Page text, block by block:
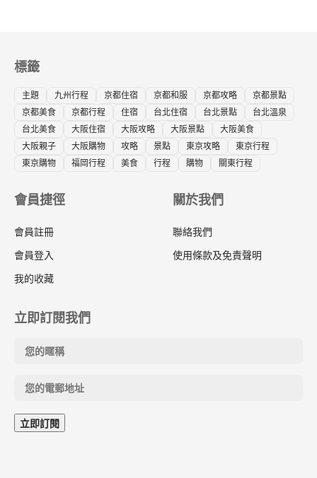
標籤
主題 九州行程 京都住宿 京都和服 京都攻略
京都景點
京都美食
京都行程 住宿 台北住宿 台北景點
台北溫泉
台北美食
大阪住宿 大阪攻略 大阪景點
大阪美食
大阪親子
大阪購物 攻略 景點 東京攻略
東京行程
東京購物
福岡行程 美食 行程 購物 關東行程
會員捷徑
會員註冊
會員登入
我的收藏
關於我們
聯絡我們
使用條款及免責聲明
立即訂閱我們